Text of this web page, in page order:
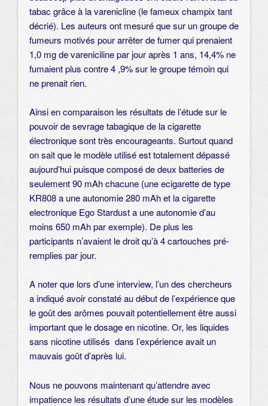
tabac grâce à la varenicline (le fameux champix tant
décrié). Les auteurs ont mesuré que sur un groupe de
fumeurs motivés pour arrêter de fumer qui prenaient
1,0 mg de vareniciline par jour après 1 ans, 14,4% ne
fumaient plus contre 4 ,9% sur le groupe témoin qui
ne prenait rien.
Ainsi en comparaison les résultats de l’étude sur le
pouvoir de sevrage tabagique de la cigarette
électronique sont très encourageants. Surtout quand
on sait que le modèle utilisé est totalement dépassé
aujourd’hui puisque composé de deux batteries de
seulement 90 mAh chacune (uneecigarette de type
KR808a une autonomie 280 mAh et lacigarette
electronique Ego Stardusta une autonomie d’au
moins 650 mAh par exemple). De plus les
participants n’avaient le droit qu’à 4 cartouches pré-
remplies par jour.
A noter que lors d’une interview, l’un des chercheurs
a indiqué avoir constaté au début de l’expérience que
le goût des arômes pouvait potentiellement être aussi
important que le dosage en nicotine. Or, les liquides
sans nicotine utilisés dans l’expérience avait un
mauvais goût d’après lui.
Nous ne pouvons maintenant qu’attendre avec
impatience les résultats d’une étude sur les modèles